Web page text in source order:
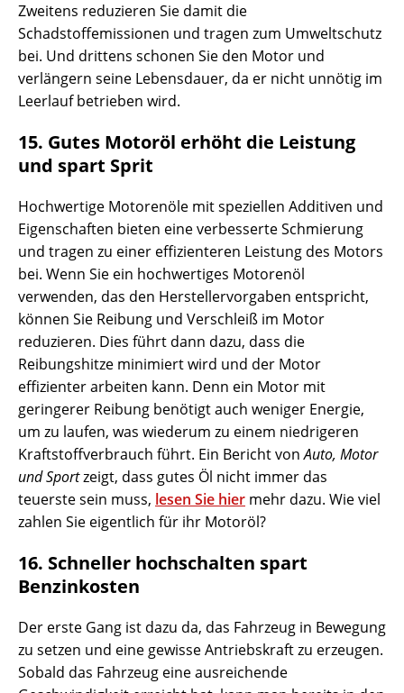
Zweitens reduzieren Sie damit die
Schadstoffemissionen und tragen zum Umweltschutz
bei. Und drittens schonen Sie den Motor und
verlängern seine Lebensdauer, da er nicht unnötig im
Leerlauf betrieben wird.
15. Gutes Motoröl erhöht die Leistung
und spart Sprit
Hochwertige Motorenöle mit speziellen Additiven und
Eigenschaften bieten eine verbesserte Schmierung
und tragen zu einer effizienteren Leistung des Motors
bei. Wenn Sie ein hochwertiges Motorenöl
verwenden, das den Herstellervorgaben entspricht,
können Sie Reibung und Verschleiß im Motor
reduzieren. Dies führt dann dazu, dass die
Reibungshitze minimiert wird und der Motor
effizienter arbeiten kann. Denn ein Motor mit
geringerer Reibung benötigt auch weniger Energie,
um zu laufen, was wiederum zu einem niedrigeren
Kraftstoffverbrauch führt. Ein Bericht vonAuto, Motor
und Sportzeigt, dass gutes Öl nicht immer das
teuerste sein muss, lesen Sie hier mehr dazu. Wie viel
zahlen Sie eigentlich für ihr Motoröl?
16. Schneller hochschalten spart
Benzinkosten
Der erste Gang ist dazu da, das Fahrzeug in Bewegung
zu setzen und eine gewisse Antriebskraft zu erzeugen.
Sobald das Fahrzeug eine ausreichende